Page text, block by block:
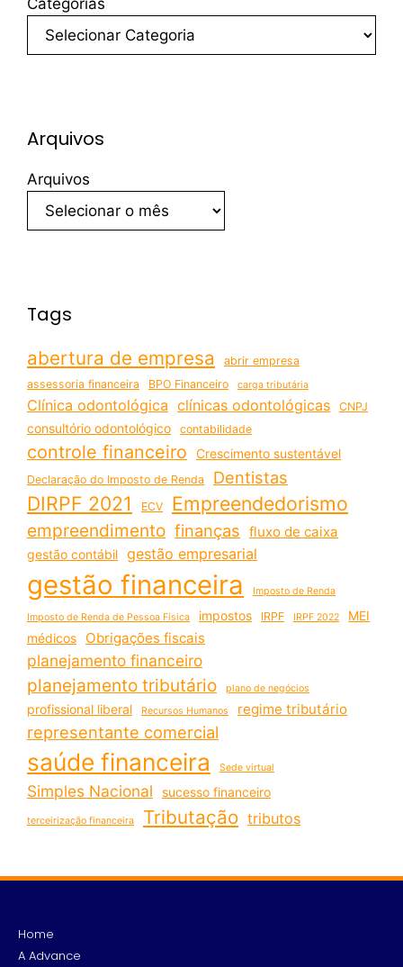
Arquivos
Arquivos
Tags
abertura de empresa
abrir empresa
assessoria financeira
BPO Financeiro carga tributária
Clínica odontológica clínicas odontológicas CNPJ
consultório odontológico contabilidade
controle financeiro Crescimento sustentável
Declaração do Imposto de Renda Dentistas
DIRPF 2021 ECV Empreendedorismo
empreendimento finanças fluxo de caixa
gestão contábil gestão empresarial
gestão financeira Imposto de Renda
Imposto de Renda de Pessoa Física impostos IRPF IRPF 2022
MEI
médicos
Obrigações fiscais
planejamento financeiro
planejamento tributário plano de negócios
profissional liberal Recursos Humanos regime tributário
representante comercial
saúde financeira Sede virtual
Simples Nacional sucesso financeiro
terceirização financeira Tributação tributos
Home
A Advance